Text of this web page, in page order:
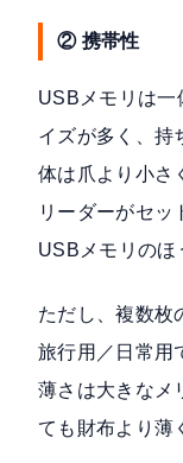
② 携帯性
USBメモリは一
イズが多く、持
体は爪より小さ
リーダーがセッ
USBメモリのほ
ただし、複数枚
旅行用／日常用
薄さは大きなメ
ても財布より薄